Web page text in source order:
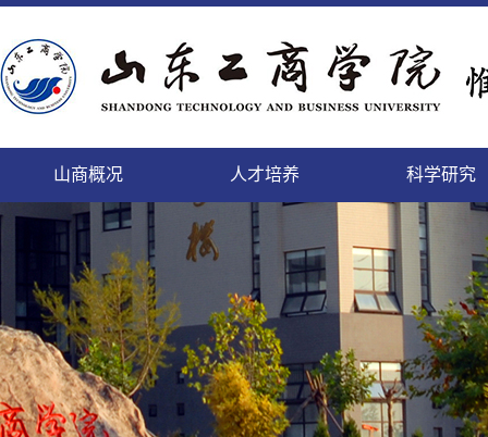
山商概况
精神文明的校园，培养人才的学园
个性发展的乐园，陶冶情操的花园
山商
人才培养
致天下之治者在人才
师者，教之以事而喻诸德
本科生
科学研究
科学研究的进展及其日益扩
充的领域将唤起我们的希望
科研
登高而望远，临海而心阔
依山傍海的她，美景如画，恰如你的风华
正茂
本科生
缓缓西风来，渐渐东风暖
携手赢天下，同创新未来
国内
勤于道义,刚健而日新
这日新月异的变化,来自我们对美好的执着
追求
教工
面朝大海，静待你来
这里有你我最美的梦
人事
微笑最具魅力
细节成就完美
后勤